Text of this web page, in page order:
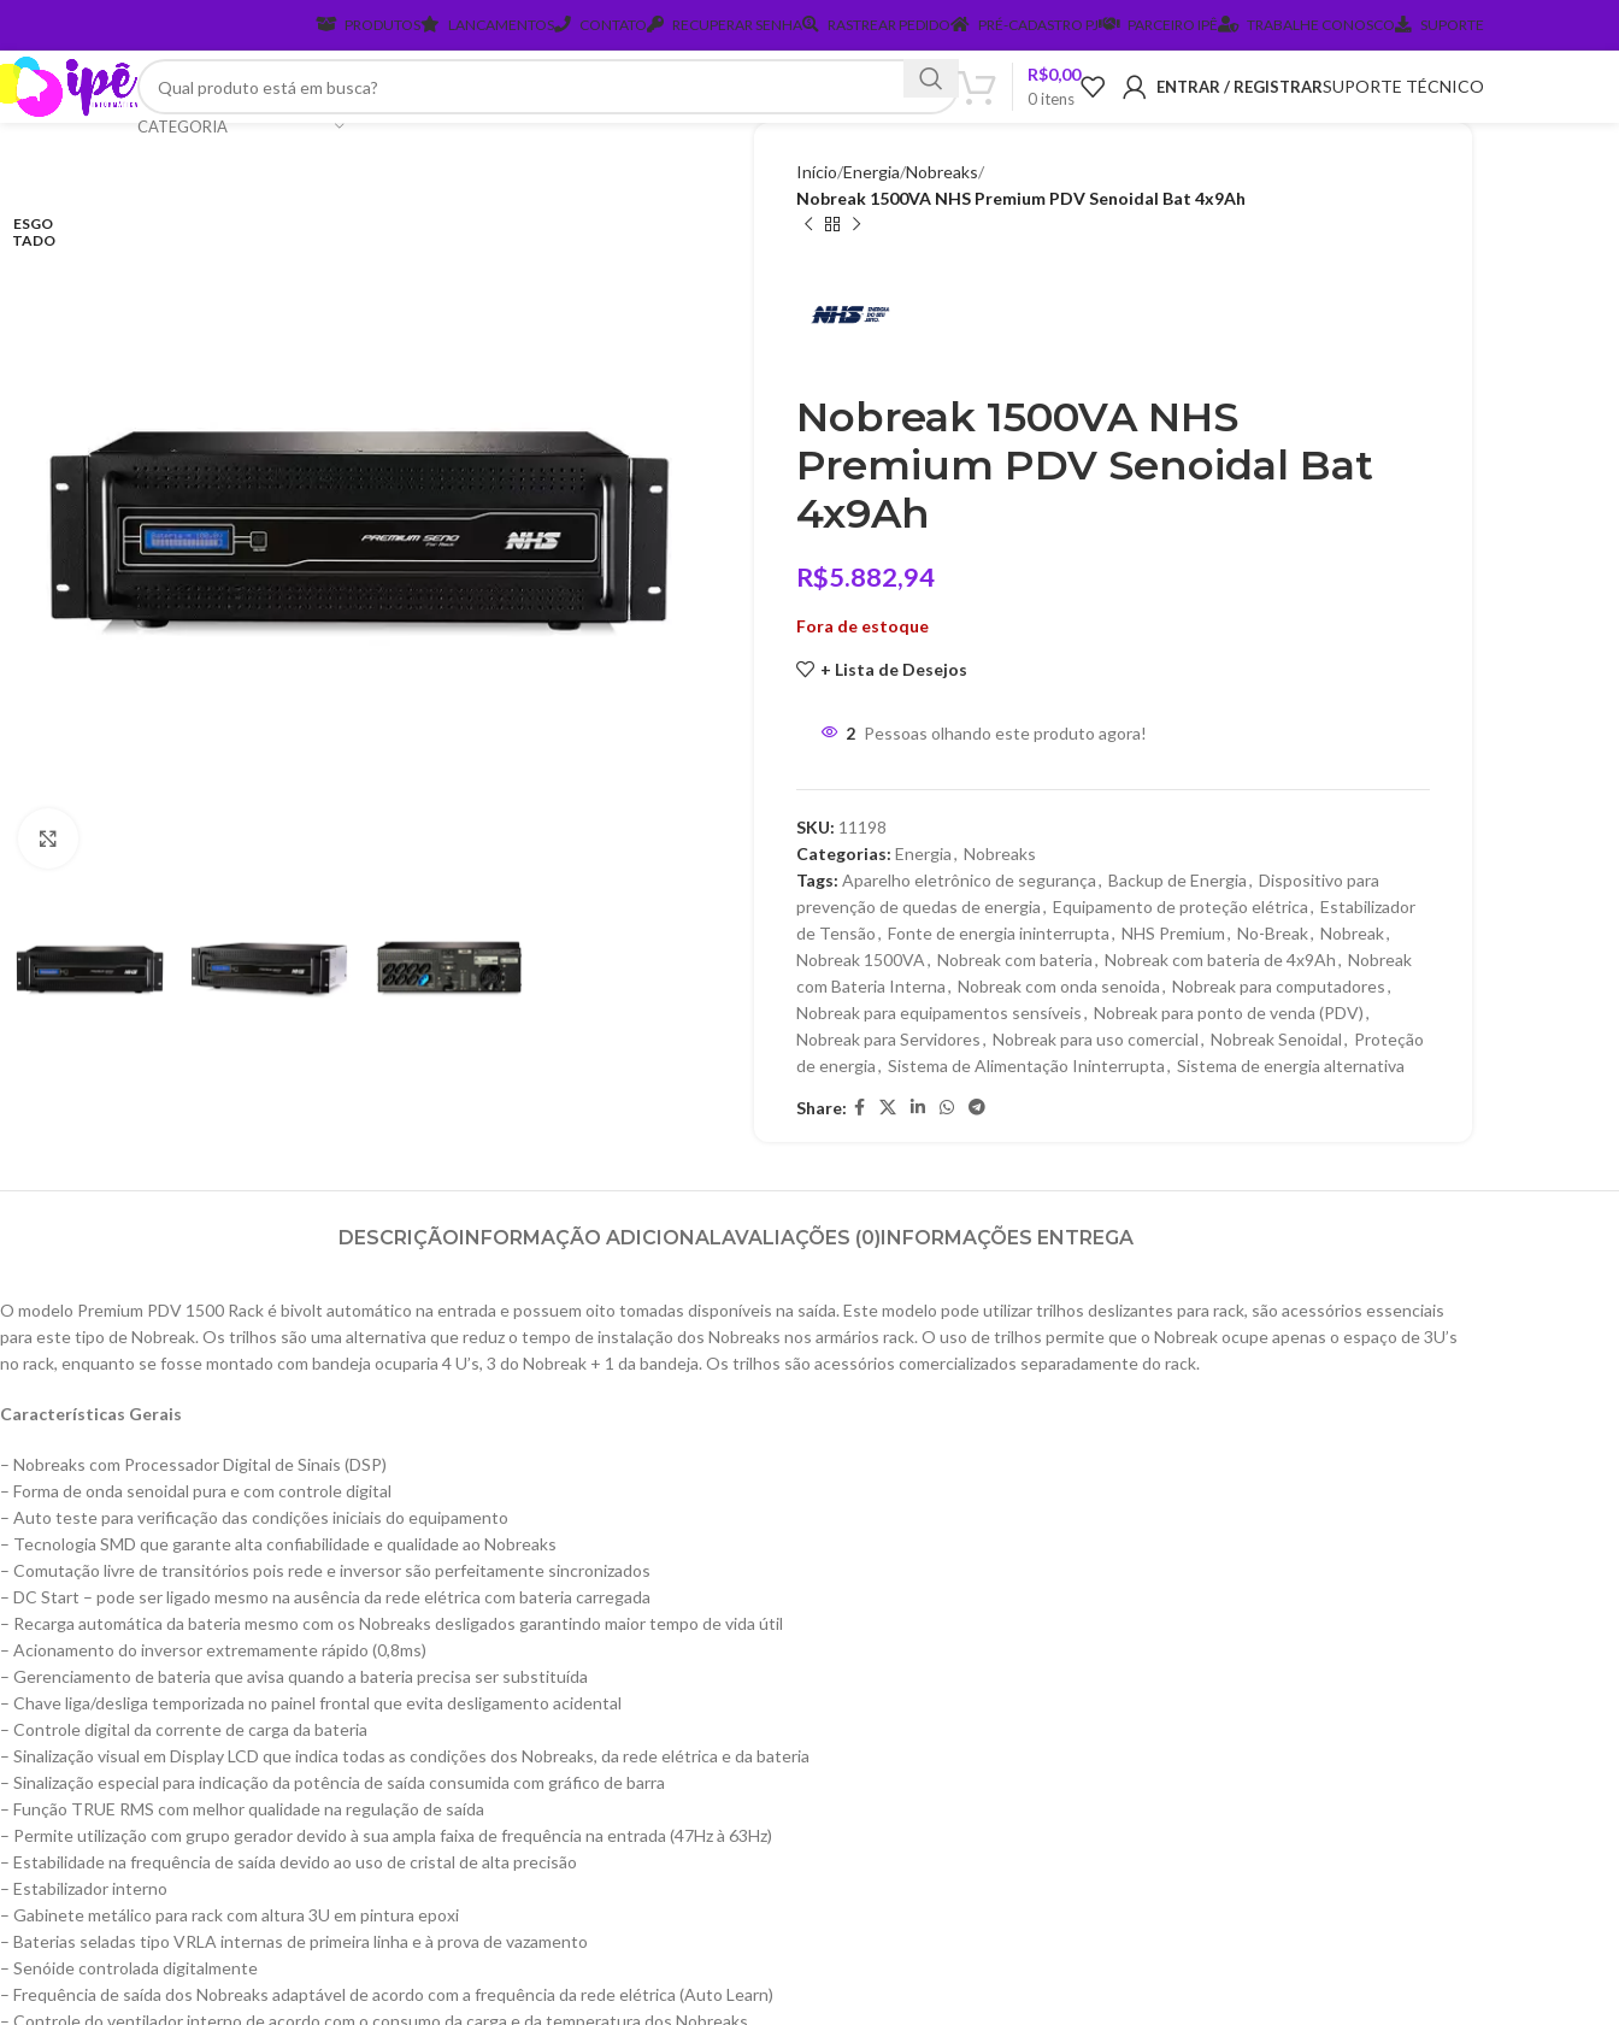
PRODUTOS LANCAMENTOS CONTATO RECUPERAR SENHA RASTREAR PEDIDO PRÉ-CADASTRO PJ PARCEIRO IPÊ TRABALHE CONOSCO SUPORTE
CATEGORIA
0itens
R$0,00
ENTRAR / REGISTRARSUPORTE TÉCNICO
ESGO
TADO
Início Energia Nobreaks
Nobreak 1500VA NHS Premium PDV Senoidal Bat 4x9Ah
Nobreak 1500VA NHS
Premium PDV Senoidal Bat
4x9Ah
R$5.882,94
Fora de estoque
+ Lista de Desejos
2 Pessoas olhando este produto agora!
SKU: 11198
Categorias: Energia, Nobreaks
Tags: Aparelho eletrônico de segurança, Backup de Energia, Dispositivo para
prevenção de quedas de energia, Equipamento de proteção elétrica, Estabilizador
de Tensão, Fonte de energia ininterrupta, NHS Premium, No-Break, Nobreak,
Nobreak 1500VA, Nobreak com bateria, Nobreak com bateria de 4x9Ah, Nobreak
com Bateria Interna, Nobreak com onda senoida, Nobreak para computadores,
Nobreak para equipamentos sensíveis, Nobreak para ponto de venda (PDV),
Nobreak para Servidores, Nobreak para uso comercial, Nobreak Senoidal, Proteção
de energia, Sistema de Alimentação Ininterrupta, Sistema de energia alternativa
Share:
DESCRIÇÃOINFORMAÇÃO ADICIONALAVALIAÇÕES (0)INFORMAÇÕES ENTREGA
O modelo Premium PDV 1500 Rack é bivolt automático na entrada e possuem oito tomadas disponíveis na saída. Este modelo pode utilizar trilhos deslizantes para rack, são acessórios essenciais
para este tipo de Nobreak. Os trilhos são uma alternativa que reduz o tempo de instalação dos Nobreaks nos armários rack. O uso de trilhos permite que o Nobreak ocupe apenas o espaço de 3U’s
no rack, enquanto se fosse montado com bandeja ocuparia 4 U’s, 3 do Nobreak + 1 da bandeja. Os trilhos são acessórios comercializados separadamente do rack.
Características Gerais
– Nobreaks com Processador Digital de Sinais (DSP)
– Forma de onda senoidal pura e com controle digital
– Auto teste para verificação das condições iniciais do equipamento
– Tecnologia SMD que garante alta confiabilidade e qualidade ao Nobreaks
– Comutação livre de transitórios pois rede e inversor são perfeitamente sincronizados
– DC Start – pode ser ligado mesmo na ausência da rede elétrica com bateria carregada
– Recarga automática da bateria mesmo com os Nobreaks desligados garantindo maior tempo de vida útil
– Acionamento do inversor extremamente rápido (0,8ms)
– Gerenciamento de bateria que avisa quando a bateria precisa ser substituída
– Chave liga/desliga temporizada no painel frontal que evita desligamento acidental
– Controle digital da corrente de carga da bateria
– Sinalização visual em Display LCD que indica todas as condições dos Nobreaks, da rede elétrica e da bateria
– Sinalização especial para indicação da potência de saída consumida com gráfico de barra
– Função TRUE RMS com melhor qualidade na regulação de saída
– Permite utilização com grupo gerador devido à sua ampla faixa de frequência na entrada (47Hz à 63Hz)
– Estabilidade na frequência de saída devido ao uso de cristal de alta precisão
– Estabilizador interno
– Gabinete metálico para rack com altura 3U em pintura epoxi
– Baterias seladas tipo VRLA internas de primeira linha e à prova de vazamento
– Senóide controlada digitalmente
– Frequência de saída dos Nobreaks adaptável de acordo com a frequência da rede elétrica (Auto Learn)
– Controle do ventilador interno de acordo com o consumo da carga e da temperatura dos Nobreaks